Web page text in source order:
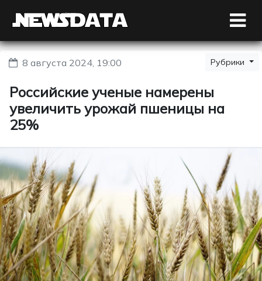
8 августа 2024, 19:00 Рубрики
Российские ученые намерены
увеличить урожай пшеницы на
25%